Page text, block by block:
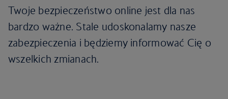
Twoje bezpieczeństwo online jest dla nas
bardzo ważne. Stale udoskonalamy nasze
zabezpieczenia i będziemy informować Cię o
wszelkich zmianach.